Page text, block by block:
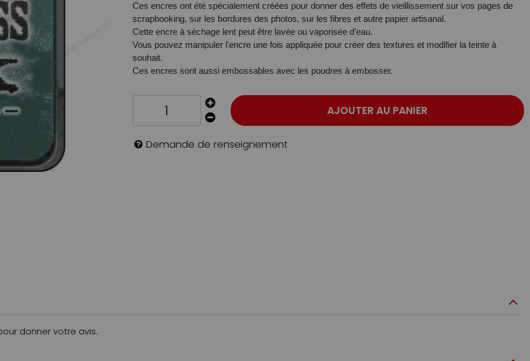
Ces encres ont été spécialement créées pour donner des effets de vieillissement sur vos pages de
scrapbooking, sur les bordures des photos, sur les fibres et autre papier artisanal.
Cette encre à sèchage lent peut être lavée ou vaporisée d'eau.
Vous pouvez manipuler l'encre une fois appliquée pour créer des textures et modifier la teinte à
souhait.
Ces encres sont aussi embossables avec les poudres à embosser.
AJOUTER AU PANIER
Demande de renseignement
donner votre avis.